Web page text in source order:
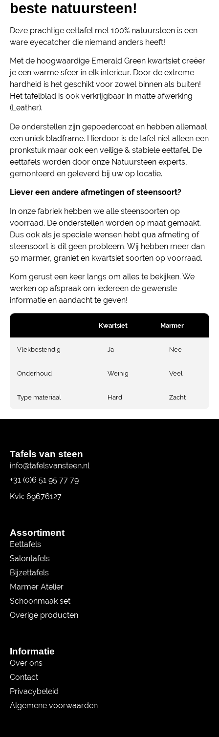
beste natuursteen!
Deze prachtige eettafel met 100% natuursteen is een
ware eyecatcher die niemand anders heeft!
Met de hoogwaardige Emerald Green kwartsiet creëer
je een warme sfeer in elk interieur. Door de extreme
hardheid is het geschikt voor zowel binnen als buiten!
Het tafelblad is ook verkrijgbaar in matte afwerking
(Leather).
De onderstellen zijn gepoedercoat en hebben allemaal
een uniek bladframe. Hierdoor is de tafel niet alleen een
pronkstuk maar ook een veilige & stabiele eettafel. De
eettafels worden door onze Natuursteen experts,
gemonteerd en geleverd bij uw op locatie.
Liever een andere afmetingen of steensoort?
In onze fabriek hebben we alle steensoorten op
voorraad. De onderstellen worden op maat gemaakt.
Dus ook als je speciale wensen hebt qua afmeting of
steensoort is dit geen probleem. Wij hebben meer dan
50 marmer, graniet en kwartsiet soorten op voorraad.
Kom gerust een keer langs om alles te bekijken. We
werken op afspraak om iedereen de gewenste
informatie en aandacht te geven!
Kwartsiet Marmer
Vlekbestendig Ja Nee
Onderhoud Weinig Veel
Type materiaal Hard Zacht
Tafels van steen
info@tafelsvansteen.nl
+31 (0)6 51 95 77 79
Kvk: 69676127
Assortiment
Eettafels
Salontafels
Bijzettafels
Marmer Atelier
Schoonmaak set
Overige producten
Informatie
Over ons
Contact
Privacybeleid
Algemene voorwaarden